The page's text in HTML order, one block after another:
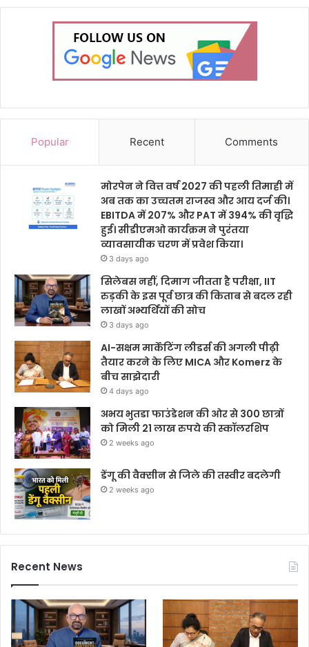
Popular Recent Comments
मोरपेन ने वित्त वर्ष 2027 की पहली तिमाही में
अब तक का उच्चतम राजस्व और आय दर्ज की।
EBITDA में 207% और PAT में 394% की वृद्धि
हुई। सीडीएमओ कार्यक्रम ने पुरंतया
व्यावसायीक चरण में प्रवेश किया।
3 days ago
सिलेबस नहीं, दिमाग जीतता है परीक्षा, IIT
रुड़की के इस पूर्व छात्र की किताब से बदल रही
लाखों अभ्यर्थियों की सोच
3 days ago
AI-सक्षम मार्केटिंग लीडर्स की अगली पीढ़ी
तैयार करने के लिए MICA और Komerz के
बीच साझेदारी
4 days ago
अभय भुतडा फाउंडेशन की ओर से 300 छात्रों
को मिली 21 लाख रुपये की स्कॉलरशिप
2 weeks ago
डेंगू की वैक्सीन से जिले की तस्वीर बदलेगी
2 weeks ago
Recent News